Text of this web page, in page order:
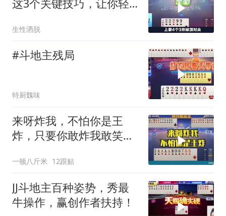
这3个关键技巧，让你轻
生性洒脱
#斗地主残局
特厨魏味
来呀炸我，不怕你是王
炸，只要你敢炸我敢笑给
一顿八斤米 12跟贴
JJ斗地主百种姿势，秀最
牛操作，赢创作者扶持！